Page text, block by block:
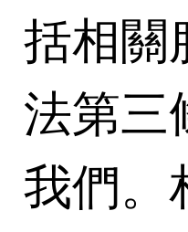
括相關
法第三
我們。